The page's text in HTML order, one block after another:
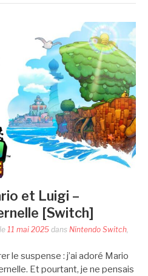
et Luigi –
[Switch]
le 11 mai 2025 dans Nintendo Switch,
le suspense : j’ai adoré Mario
Et pourtant, je ne pensais